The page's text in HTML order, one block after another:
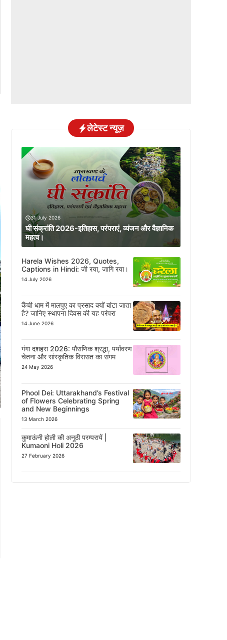
लेटेस्ट न्यूज़
31 July 2026
घी संक्रांति 2026-इतिहास, परंपराएं, व्यंजन और वैज्ञानिक
महत्व।
Harela Wishes 2026, Quotes,
Captions in Hindi: जी रया, जागि रया।
14 July 2026
कैंची धाम में मालपुए का प्रसाद क्यों बांटा जाता
है? जानिए स्थापना दिवस की यह परंपरा
14 June 2026
गंगा दशहरा 2026: पौराणिक श्रद्धा, पर्यावरण
चेतना और सांस्कृतिक विरासत का संगम
24 May 2026
Phool Dei: Uttarakhand’s Festival
of Flowers Celebrating Spring
and New Beginnings
13 March 2026
कुमाऊंनी होली की अनूठी परम्परायें |
Kumaoni Holi 2026
27 February 2026